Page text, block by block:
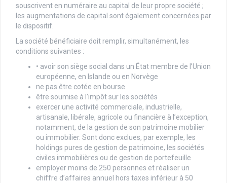
souscrivent en numéraire au capital de leur propre société ;
les augmentations de capital sont également concernées par
le dispositif.
La société bénéficiaire doit remplir, simultanément, les
conditions suivantes :
• avoir son siège social dans un État membre de l’Union
européenne, en Islande ou en Norvège
ne pas être cotée en bourse
être soumise à l’impôt sur les sociétés
exercer une activité commerciale, industrielle,
artisanale, libérale, agricole ou financière à l’exception,
notamment, de la gestion de son patrimoine mobilier
ou immobilier. Sont donc exclues, par exemple, les
holdings pures de gestion de patrimoine, les sociétés
civiles immobilières ou de gestion de portefeuille
employer moins de 250 personnes et réaliser un
chiffre d’affaires annuel hors taxes inférieur à 50